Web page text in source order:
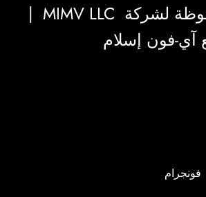
MIMV LLC
|
آي-فون إسلام
فونجرام